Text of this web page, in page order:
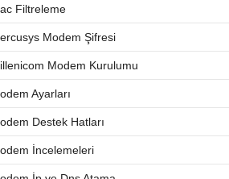
Filtreleme
Modem Şifresi
Modem Kurulumu
Ayarları
Destek Hatları
İncelemeleri